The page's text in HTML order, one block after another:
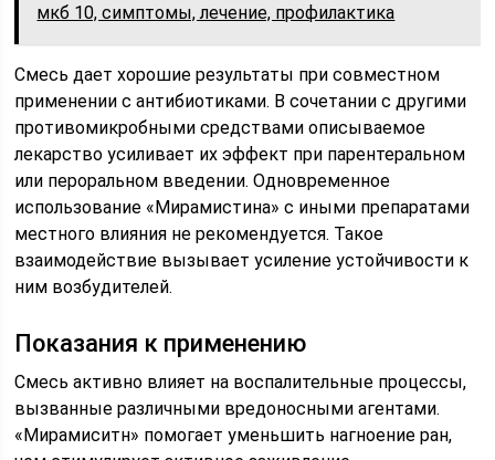
мкб 10, симптомы, лечение, профилактика
Смесь дает хорошие результаты при совместном
применении с антибиотиками. В сочетании с другими
противомикробными средствами описываемое
лекарство усиливает их эффект при парентеральном
или пероральном введении. Одновременное
использование «Мирамистина» с иными препаратами
местного влияния не рекомендуется. Такое
взаимодействие вызывает усиление устойчивости к
ним возбудителей.
Показания к применению
Смесь активно влияет на воспалительные процессы,
вызванные различными вредоносными агентами.
«Мирамиситн» помогает уменьшить нагноение ран,